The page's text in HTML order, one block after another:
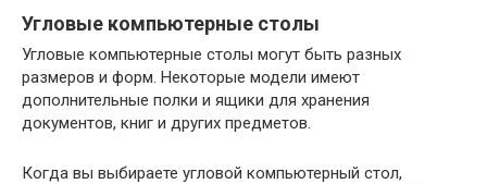
Угловые компьютерные столы
Угловые компьютерные столы могут быть разных
размеров и форм. Некоторые модели имеют
дополнительные полки и ящики для хранения
документов, книг и других предметов.
Когда вы выбираете угловой компьютерный стол,